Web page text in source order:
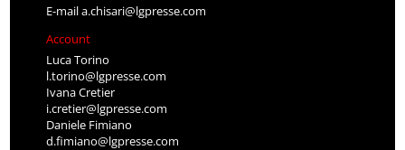
E-maila.chisari@lgpresse.com
Account
Luca Torino
l.torino@lgpresse.com
Ivana Cretier
i.cretier@lgpresse.com
Daniele Fimiano
d.fimiano@lgpresse.com